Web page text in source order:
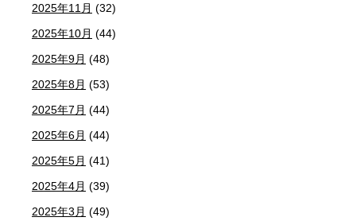
2025年11月 (32)
2025年10月 (44)
2025年9月 (48)
2025年8月 (53)
2025年7月 (44)
2025年6月 (44)
2025年5月 (41)
2025年4月 (39)
2025年3月 (49)